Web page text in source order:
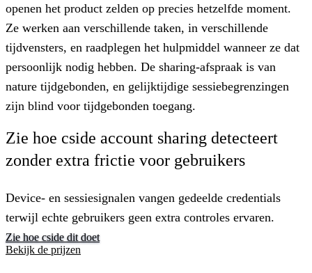
openen het product zelden op precies hetzelfde moment.
Ze werken aan verschillende taken, in verschillende
tijdvensters, en raadplegen het hulpmiddel wanneer ze dat
persoonlijk nodig hebben. De sharing-afspraak is van
nature tijdgebonden, en gelijktijdige sessiebegrenzingen
zijn blind voor tijdgebonden toegang.
Zie hoe cside account sharing detecteert
zonder extra frictie voor gebruikers
Device- en sessiesignalen vangen gedeelde credentials
terwijl echte gebruikers geen extra controles ervaren.
Zie hoe cside dit doet
Bekijk de prijzen